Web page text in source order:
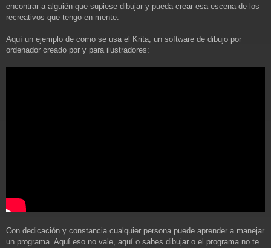
encontrar a alguién que supiese dibujar y pueda crear esa escena de los
recreativos que tengo en mente.
Aquí un ejemplo de como se usa el Krita, un software de dibujo por
ordenador creado por y para ilustradores:
Con dedicación y constancia cualquier persona puede aprender a manejar
un programa. Aquí eso no vale, aquí o sabes dibujar o el programa no te